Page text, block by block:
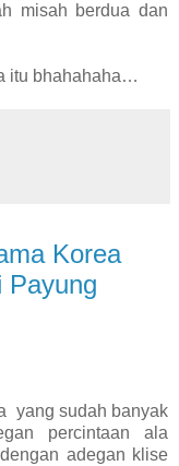
misah berdua dan
itu bhahahaha…
Korea
Payung
yang sudah banyak
percintaan ala
adegan klise